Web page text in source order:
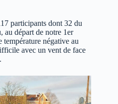
participants dont 32 du
au départ de notre 1er
négative au
avec un vent de face